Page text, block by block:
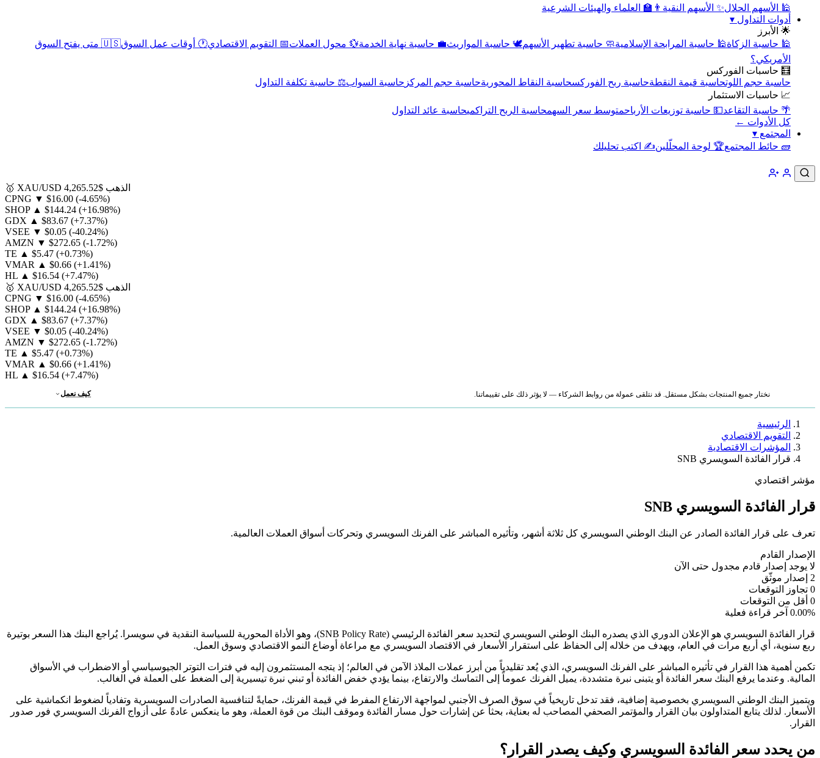
🕌 الأسهم الحلال✨ الأسهم النقية 👨‍🏫 العلماء والهيئات الشرعية
أدوات التداول ▾
🌟 الأبرز
🕌 حاسبة الزكاة🕌 حاسبة المرابحة الإسلامية🧼 حاسبة تطهير الأسهم🕊️ حاسبة المواريث💼 حاسبة نهاية الخدمة💱 محول العملات📅 التقويم الاقتصادي🕐 أوقات عمل السوق
🇺🇸 متى يفتح السوق
الأمريكي؟
🧮 حاسبات الفوركس
حاسبة حجم اللوتحاسبة قيمة النقطةحاسبة ربح الفوركسحاسبة النقاط المحوريةحاسبة حجم المركز حاسبة السواب⚖️ حاسبة تكلفة التداول
📈 حاسبات الاستثمار
🌴 حاسبة التقاعد💵 حاسبة توزيعات الأرباحمتوسط سعر السهمحاسبة الربح التراكميحاسبة عائد التداول
كل الأدوات ←
المجتمع ▾
🧱 حائط المجتمع🏆 لوحة المحلّلين✍️ اكتب تحليلك
🥇 XAU/USD الذهب $4,265.52
CPNG ▼ $16.00 (-4.65%)
SHOP ▲ $144.24 (+16.98%)
GDX ▲ $83.67 (+7.37%)
VSEE ▼ $0.05 (-40.24%)
AMZN ▼ $272.65 (-1.72%)
TE ▲ $5.47 (+0.73%)
VMAR ▲ $0.66 (+1.41%)
HL ▲ $16.54 (+7.47%)
🥇 XAU/USD الذهب $4,265.52
CPNG ▼ $16.00 (-4.65%)
SHOP ▲ $144.24 (+16.98%)
GDX ▲ $83.67 (+7.37%)
VSEE ▼ $0.05 (-40.24%)
AMZN ▼ $272.65 (-1.72%)
TE ▲ $5.47 (+0.73%)
VMAR ▲ $0.66 (+1.41%)
HL ▲ $16.54 (+7.47%)
نختار جميع المنتجات بشكل مستقل. قد نتلقى عمولة من روابط الشركاء — لا يؤثر ذلك على تقييماتنا. كيف نعمل
الرئيسية
التقويم الاقتصادي
المؤشرات الاقتصادية
قرار الفائدة السويسري SNB
مؤشر اقتصادي
قرار الفائدة السويسري SNB
تعرف على قرار الفائدة الصادر عن البنك الوطني السويسري كل ثلاثة أشهر، وتأثيره المباشر على الفرنك السويسري وتحركات أسواق العملات العالمية.
الإصدار القادم
لا يوجد إصدار قادم مجدول حتى الآن
2 إصدار موثّق
0 تجاوز التوقعات
0 أقل من التوقعات
0.00% آخر قراءة فعلية
قرار الفائدة السويسري هو الإعلان الدوري الذي يصدره البنك الوطني السويسري لتحديد سعر الفائدة الرئيسي (SNB Policy Rate)، وهو الأداة المحورية للسياسة النقدية في سويسرا. يُراجع البنك هذا السعر بوتيرة
ربع سنوية، أي أربع مرات في العام، ويهدف من خلاله إلى الحفاظ على استقرار الأسعار في الاقتصاد السويسري مع مراعاة أوضاع النمو الاقتصادي وسوق العمل.
تكمن أهمية هذا القرار في تأثيره المباشر على الفرنك السويسري، الذي يُعد تقليدياً من أبرز عملات الملاذ الآمن في العالم؛ إذ يتجه المستثمرون إليه في فترات التوتر الجيوسياسي أو الاضطراب في الأسواق
المالية. وعندما يرفع البنك سعر الفائدة أو يتبنى نبرة متشددة، يميل الفرنك عموماً إلى التماسك والارتفاع، بينما يؤدي خفض الفائدة أو تبني نبرة تيسيرية إلى الضغط على العملة في الغالب.
ويتميز البنك الوطني السويسري بخصوصية إضافية، فقد تدخل تاريخياً في سوق الصرف الأجنبي لمواجهة الارتفاع المفرط في قيمة الفرنك، حمايةً لتنافسية الصادرات السويسرية وتفادياً لضغوط انكماشية على
الأسعار. لذلك يتابع المتداولون بيان القرار والمؤتمر الصحفي المصاحب له بعناية، بحثاً عن إشارات حول مسار الفائدة وموقف البنك من قوة العملة، وهو ما ينعكس عادةً على أزواج الفرنك السويسري فور صدور
القرار.
من يحدد سعر الفائدة السويسري وكيف يصدر القرار؟